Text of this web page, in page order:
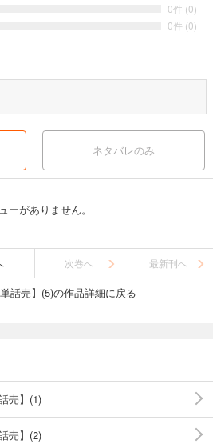
0件 (0)
0件 (0)
ネタバレのみ
ーがありません。
次巻へ 最新刊へ
話売】(5)の作品詳細に戻る
売】(1)
売】(2)